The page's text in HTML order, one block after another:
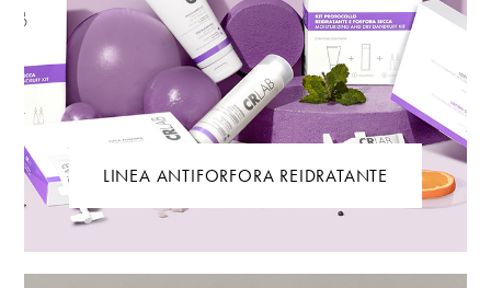
LINEA ANTIFORFORA REIDRATANTE